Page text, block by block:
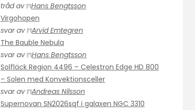
tråd av
Hans Bengtsson
Virgohopen
svar av
Arvid Emtegren
The Bauble Nebula
svar av
Hans Bengtsson
Solfläck Region 4496 – Celestron Edge HD 800
– Solen med Konvektionsceller
svar av
Andreas Nilsson
Supernovan SN2026sqf i galaxen NGC 3310